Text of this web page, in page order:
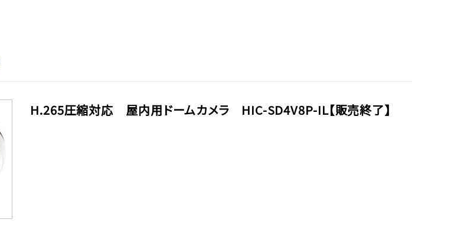
H.265圧縮対応 屋内用ドームカメラ HIC-SD4V8P-IL【販売終了】